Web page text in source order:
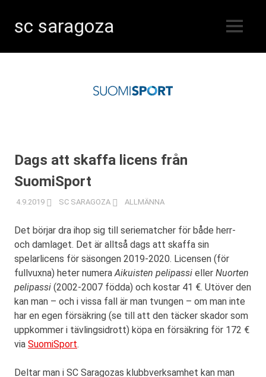
sc saragoza MENY
Dags att skaffa licens från
SuomiSport
4.9.2019 SC SARAGOZA ALLMÄNNA
Det börjar dra ihop sig till seriematcher för både herr-
och damlaget. Det är alltså dags att skaffa sin
spelarlicens för säsongen 2019-2020. Licensen (för
fullvuxna) heter numeraAikuisten pelipassi eller Nuorten
pelipassi (2002-2007 födda) och kostar 41 €. Utöver den
kan man – och i vissa fall är man tvungen – om man inte
har en egen försäkring (se till att den täcker skador som
uppkommer i tävlingsidrott) köpa en försäkring för 172 €
via SuomiSport.
Deltar man i SC Saragozas klubbverksamhet kan man